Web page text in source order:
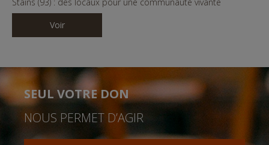
Voir
SEUL VOTRE DON
NOUS PERMET D’AGIR